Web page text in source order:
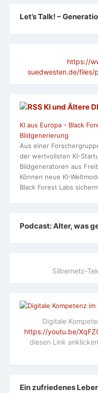
Let’s Talk! –
https://
suedwesten.de/files/
KI und Ältere
KI aus Europa - Black
Bildgenerierung
Aus einer
der wertvollsten KI-
Bildgeneratoren aus
Können neue KI-
Black Forest Labs
Podcast: Alter, was
Silbernetz-
Digitale
https://youtu.be/
diesen Link
Ein zufriedenes